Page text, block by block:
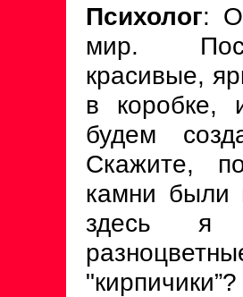
Психолог:
мир.
красивые,
в коробке,
будем
Скажите,
камни были
здесь я
"кирпичики”?